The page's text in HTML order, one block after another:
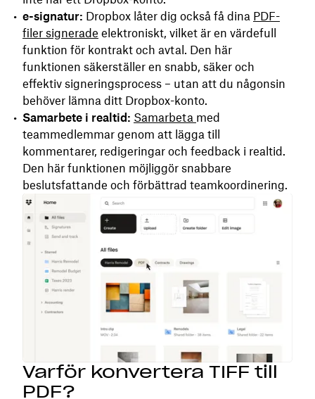
e-signatur: Dropbox låter dig också få dina PDF-
filer signerade elektroniskt, vilket är en värdefull
funktion för kontrakt och avtal. Den här
funktionen säkerställer en snabb, säker och
effektiv signeringsprocess – utan att du någonsin
behöver lämna ditt Dropbox-konto.
Samarbete i realtid: Samarbeta med
teammedlemmar genom att lägga till
kommentarer, redigeringar och feedback i realtid.
Den här funktionen möjliggör snabbare
beslutsfattande och förbättrad teamkoordinering.
Varför konvertera TIFF till
PDF?